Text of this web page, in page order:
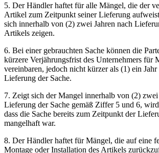
5. Der Händler haftet für alle Mängel, die der
Artikel zum Zeitpunkt seiner Lieferung
sich innerhalb von (2) zwei Jahren nach
Artikels zeigen.
6. Bei einer gebrauchten Sache können die
kürzere Verjährungsfrist des Unternehmers für
vereinbaren, jedoch nicht kürzer als (1) ein Jahr
Lieferung der Sache.
7. Zeigt sich der Mangel innerhalb von (2) zwei
Lieferung der Sache gemäß Ziffer 5 und 6,
dass die Sache bereits zum Zeitpunkt der
mangelhaft war.
8. Der Händler haftet für Mängel, die auf eine
Montage oder Installation des Artikels